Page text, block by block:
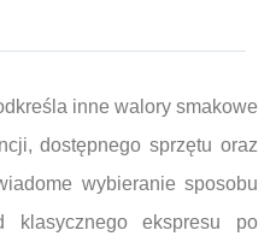
inne walory smakowe
dostępnego sprzętu oraz
wybieranie sposobu
klasycznego ekspresu po